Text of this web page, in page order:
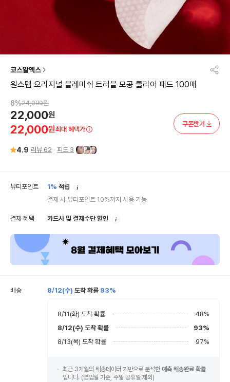
코스알엑스
원스텝 오리지널 블레미쉬 트러블 모공 클리어 패드 100매
8%24,000원
22,000원
22,000원최대 혜택가
쿠폰받기
4.9 리뷰 62 피드 3
뷰티포인트 1% 적립
결제 시 뷰티포인트 10%까지 사용 가능
결제 혜택 카드사 및 결제수단 할인
배송 8/12(수) 도착 확률 93%
8/11(화) 도착 확률 48%
8/12(수) 도착 확률 93%
8/13(목) 도착 확률 97%
최근 3개월의 배송데이터 기반으로 분석한 예측 배송완료 확률
입니다. (영업일 기준, 주말 공휴일 제외)